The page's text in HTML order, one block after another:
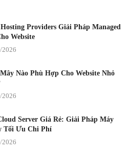
Providers Giải Pháp Managed
Website
2026
Nào Phù Hợp Cho Website Nhỏ
2026
Server Giá Rẻ: Giải Pháp Máy
Tối Ưu Chi Phí
2026